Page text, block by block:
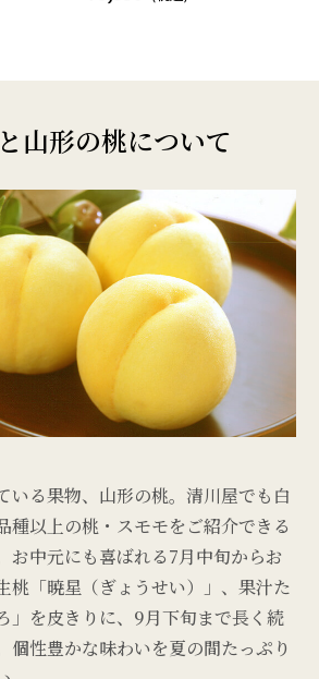
山形の桃について
いる果物、山形の桃。清川屋でも白
種以上の桃・スモモをご紹介できる
お中元にも喜ばれる7月中旬からお
桃「暁星（ぎょうせい）」、果汁た
」を皮きりに、9月下旬まで長く続
個性豊かな味わいを夏の間たっぷり